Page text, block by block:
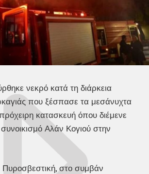
νεκρό κατά τη διάρκεια
που ξέσπασε τα μεσάνυχτα
κατασκευή όπου διέμενε
συνοικισμό Αλάν Κογιού στην
στο συμβάν